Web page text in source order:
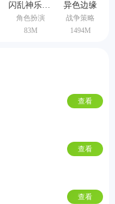
闪乱神乐中文版
角色扮演
83M
异色边缘
战争策略
1494M
查看
查看
查看